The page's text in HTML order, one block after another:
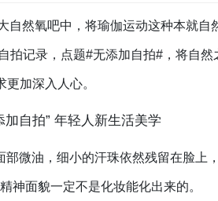
然氧吧中，将瑜伽运动这种本就自
自拍记录，点题#无添加自拍#，将自
加深入人心。
微油，细小的汗珠依然残留在脸上
神面貌一定不是化妆能化出来的。